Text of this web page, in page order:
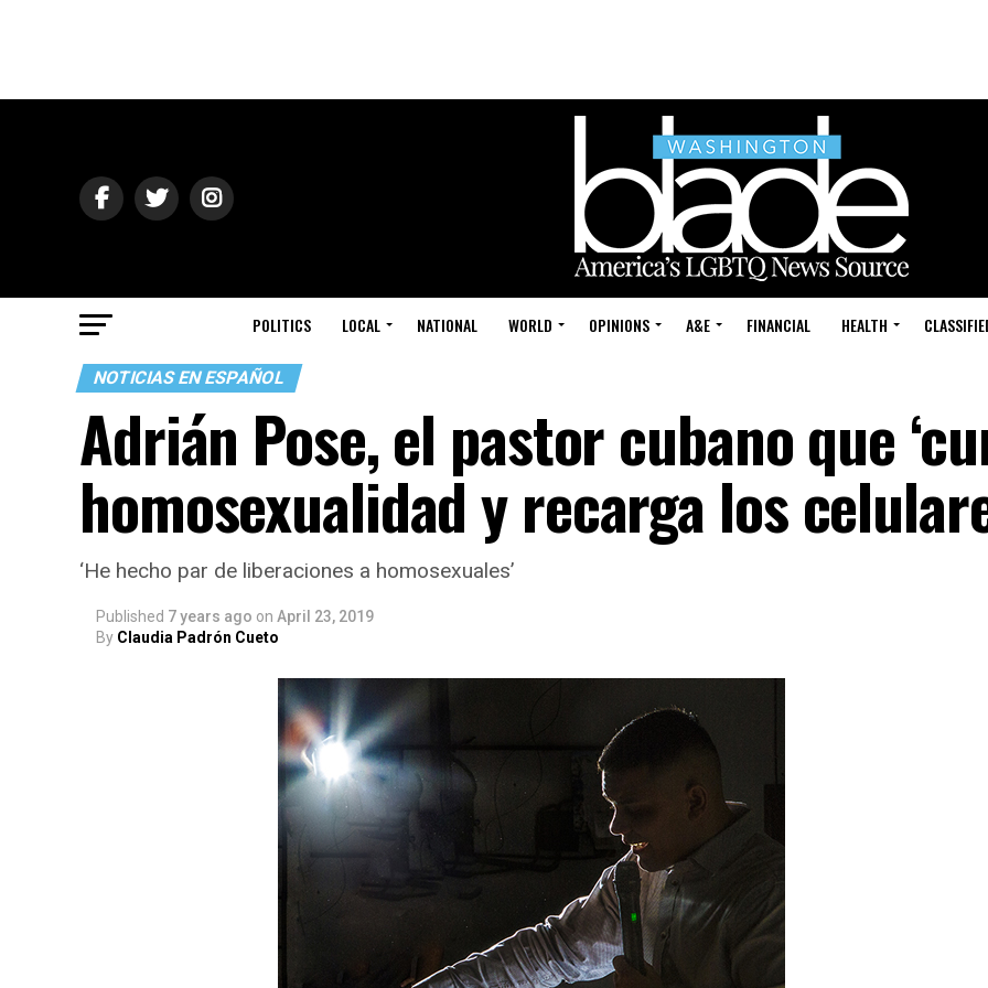
POLITICS LOCAL NATIONAL WORLD OPINIONS A&E FINANCIAL HEALTH
NOTICIAS EN ESPAÑOL
Adrián Pose, el pastor cubano que
homosexualidad y recarga los
‘He hecho par de liberaciones a homosexuales’
Published 7 years ago on April 23, 2019
By Claudia Padrón Cueto